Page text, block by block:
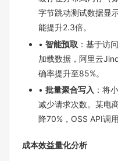
字节跳动测试数据显
能提升2.3倍。
• 智能预取 ：基于访
加载数据，阿里云
确率提升至85%。
• 批量聚合写入 ：将
减少请求次数。某电
降70%，OSS API调
成本效益量化分析